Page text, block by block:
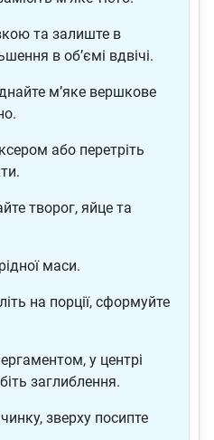
та залиште в
в об’ємі вдвічі.
м’яке вершкове
або перетріть
творог, яйце та
маси.
на порції, сформуйте
у центрі
заглиблення.
зверху посипте